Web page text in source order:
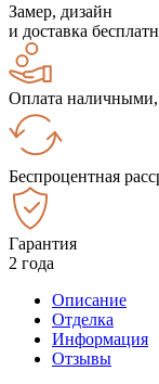
Замер, дизайн
и доставка
Оплата наличными,
Беспроцентная
Гарантия
2 года
Описание
Отделка
Информация
Отзывы